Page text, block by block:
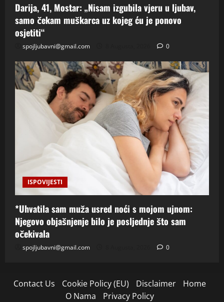
Darija, 41, Mostar: „Nisam izgubila vjeru u ljubav,
samo čekam muškarca uz kojeg ću je ponovo
osjetiti“
spojljubavni@gmail.com 0
ISPOVIJESTI
*Uhvatila sam muža usred noći s mojom ujnom:
Njegovo objašnjenje bilo je posljednje što sam
očekivala
spojljubavni@gmail.com 0
Contact Us Cookie Policy (EU) Disclaimer
Home
O Nama
Privacy Policy